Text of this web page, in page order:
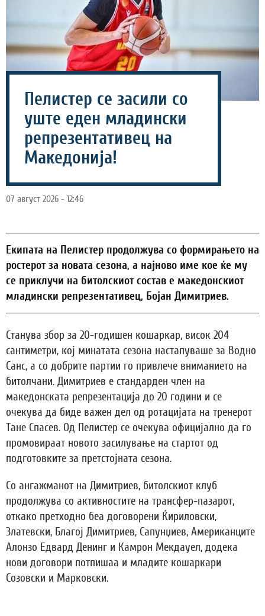
Пелистер се засили со
уште еден младински
репрезентативец на
Македонија!
07 август 2026 - 12:46
Екипата на Пелистер продолжува со формирањето на
ростерот за новата сезона, а најново име кое ќе му
се приклучи на битолскиот состав е македонскиот
младински репрезентативец, Бојан Димитриев.
Станува збор за 20-годишен кошаркар, висок 204
сантиметри, кој минатата сезона настапуваше за Водно
Санс, а со добрите партии го привлече вниманието на
битолчани. Димитриев е стандарден член на
македонската репрезентација до 20 години и се
очекува да биде важен дел од ротацијата на тренерот
Тане Спасев. Од Пелистер се очекува официјално да го
промовираат новото засилување на стартот од
подготовките за претстојната сезона.
Со ангажманот на Димитриев, битолскиот клуб
продолжува со активностите на трансфер-пазарот,
откако претходно беа договорени Ќириловски,
Златевски, Благој Димитриев, Сапунџиев, Американците
Алонзо Едвард Денинг и Камрон Мекдауел, додека
нови договори потпишаа и младите кошаркари
Созовски и Марковски.